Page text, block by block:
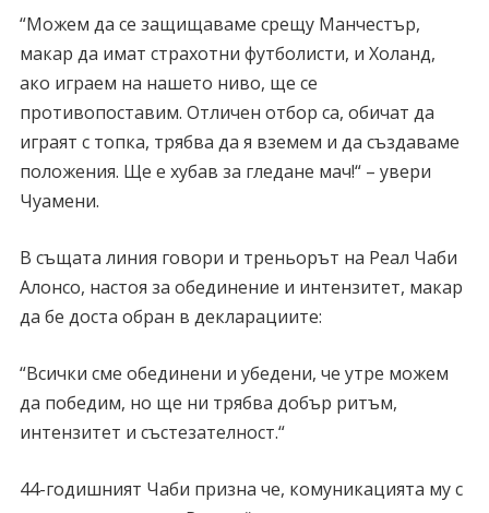
“Можем да се защищаваме срещу Манчестър,
макар да имат страхотни футболисти, и Холанд,
ако играем на нашето ниво, ще се
противопоставим. Отличен отбор са, обичат да
играят с топка, трябва да я вземем и да създаваме
положения. Ще е хубав за гледане мач!“ – увери
Чуамени.
В същата линия говори и треньорът на Реал Чаби
Алонсо, настоя за обединение и интензитет, макар
да бе доста обран в декларациите:
“Всички сме обединени и убедени, че утре можем
да победим, но ще ни трябва добър ритъм,
интензитет и състезателност.“
44-годишният Чаби призна че, комуникацията му с